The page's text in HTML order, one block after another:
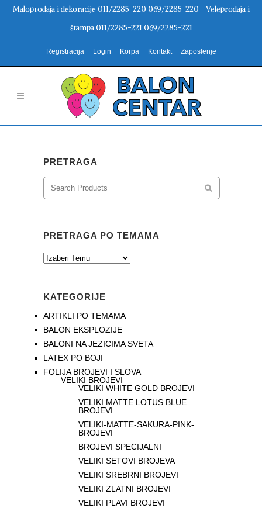
Maloprodaja i dekoracije 011/2285-220 069/2285-220 Veleprodaja i
štampa 011/2285-221 069/2285-221
Registracija Login Korpa Kontakt Zaposlenje
PRETRAGA
PRETRAGA PO TEMAMA
KATEGORIJE
ARTIKLI PO TEMAMA
BALON EKSPLOZIJE
BALONI NA JEZICIMA SVETA
LATEX PO BOJI
FOLIJA BROJEVI I SLOVA
VELIKI BROJEVI
VELIKI WHITE GOLD BROJEVI
VELIKI MATTE LOTUS BLUE
BROJEVI
VELIKI-MATTE-SAKURA-PINK-
BROJEVI
BROJEVI SPECIJALNI
VELIKI SETOVI BROJEVA
VELIKI SREBRNI BROJEVI
VELIKI ZLATNI BROJEVI
VELIKI PLAVI BROJEVI